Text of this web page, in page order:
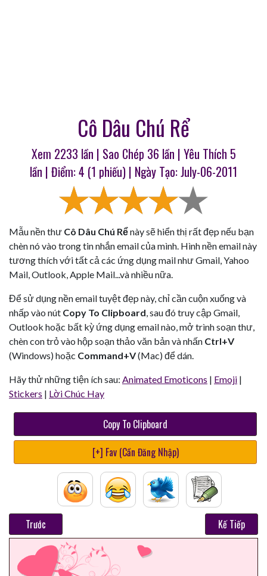
Cô Dâu Chú Rể
Xem 2233 lần | Sao Chép 36 lần | Yêu Thích 5
lần | Điểm:4 (1 phiếu) | Ngày Tạo: July-06-2011
Mẫu nền thư Cô Dâu Chú Rểnày sẽ hiển thị rất đẹp nếu bạn
chèn nó vào trong tin nhắn email của mình. Hình nền email này
tương thích với tất cả các ứng dụng mail như Gmail, Yahoo
Mail, Outlook, Apple Mail...và nhiều nữa.
Để sử dụng nền email tuyệt đẹp này, chỉ cần cuộn xuống và
nhấp vào nút Copy To Clipboard, sau đó truy cập Gmail,
Outlook hoặc bất kỳ ứng dụng email nào, mở trình soạn thư,
chèn con trỏ vào hộp soạn thảo văn bản và nhấn Ctrl+V
(Windows) hoặc Command+V(Mac) để dán.
Hãy thử những tiện ích sau: Animated Emoticons | Emoji |
Stickers | Lời Chúc Hay
Copy To Clipboard
[+] Fav (Cần Đăng Nhập)
Trước Kế Tiếp